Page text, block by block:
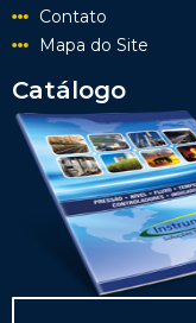
Contato
Mapa do Site
Catálogo